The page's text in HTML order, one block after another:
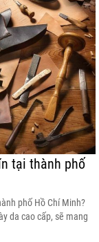
tại thành phố
phố Hồ Chí Minh?
da cao cấp, sẽ mang